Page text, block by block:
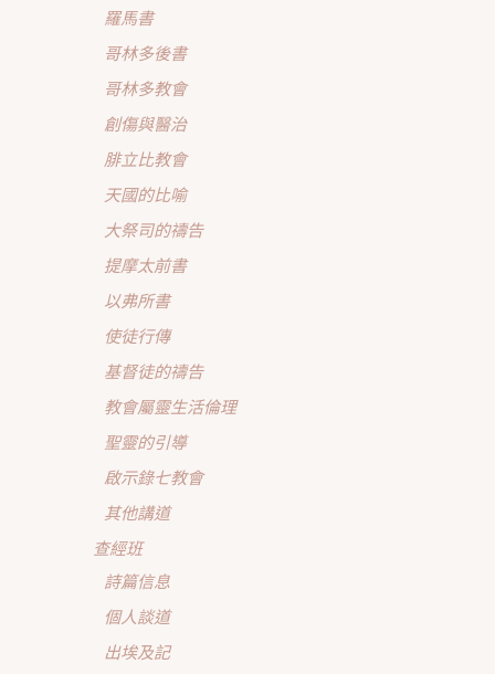
羅馬書
哥林多後書
哥林多教會
創傷與醫治
腓立比教會
天國的比喻
大祭司的禱告
提摩太前書
以弗所書
使徒行傳
基督徒的禱告
教會屬靈生活倫理
聖靈的引導
啟示錄七教會
其他講道
查經班
詩篇信息
個人談道
出埃及記